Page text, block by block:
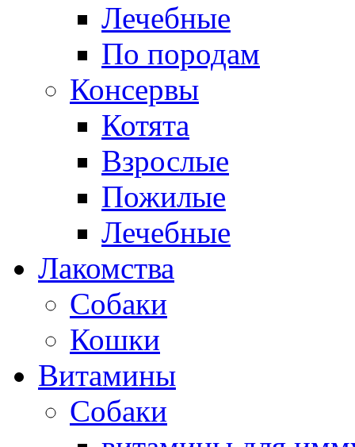
Лечебные
По породам
Консервы
Котята
Взрослые
Пожилые
Лечебные
Лакомства
Собаки
Кошки
Витамины
Собаки